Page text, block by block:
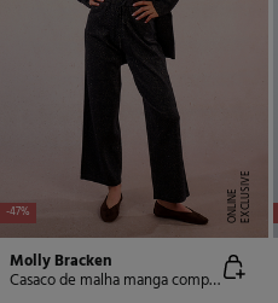
-47% E
X
C
L
U
SI
V
E
O
N
LI
N
E
Molly Bracken
Casaco de malha manga comprida